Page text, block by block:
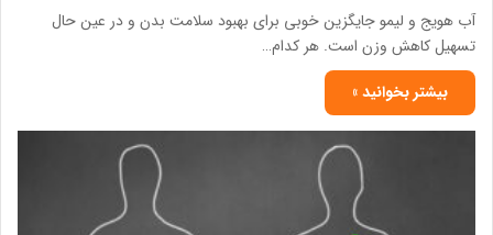
آب هویج و لیمو جایگزین خوبی برای بهبود سلامت بدن و در عین حال
تسهیل کاهش وزن است. هر کدام…
بیشتر بخوانید »